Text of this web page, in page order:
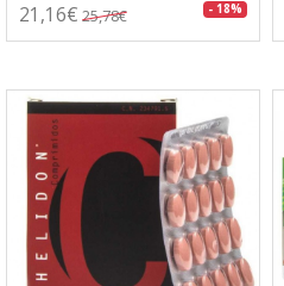
21,16€ 25,78€ - 18%